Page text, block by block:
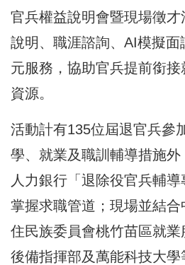
官兵權益說明會暨現場徵
說明、職涯諮詢、AI模擬面
元服務，協助官兵提前銜接
資源。
活動計有135位屆退官兵參
學、就業及職訓輔導措施
人力銀行「退除役官兵輔
掌握求職管道；現場並結
住民族委員會桃竹苗區就
後備指揮部及萬能科技大